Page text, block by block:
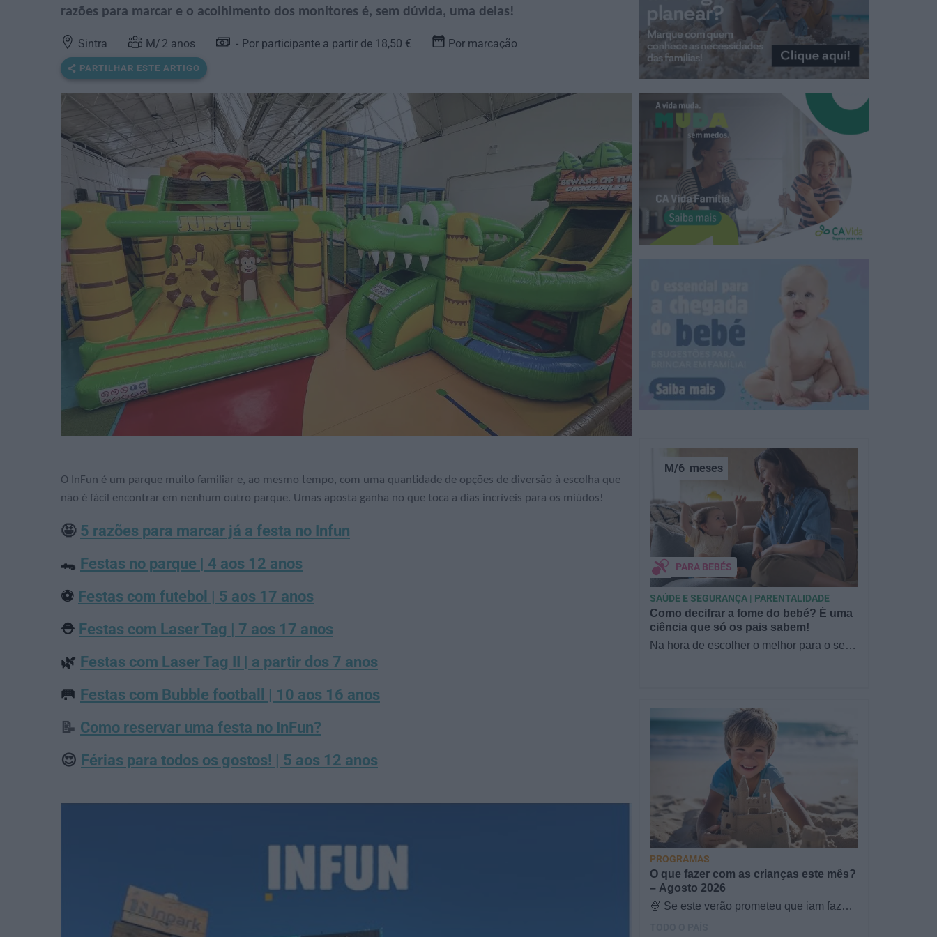
razões para marcar e o acolhimento dos monitores é, sem dúvida, uma delas!
Sintra 2 anos Por participante a partir de 18,50 € Por marcação
PARTILHAR ESTE ARTIGO
O InFun é um parque muito familiar e, ao mesmo tempo, com uma quantidade de opções de diversão à escolha que
não é fácil encontrar em nenhum outro parque. Umas aposta ganha no que toca a dias incríveis para os miúdos!
🤩 5 razões para marcar já a festa no Infun
🐊 Festas no parque | 4 aos 12 anos
⚽ Festas com futebol | 5 aos 17 anos
⛑ Festas com Laser Tag | 7 aos 17 anos
🌿 Festas com Laser Tag II | a partir dos 7 anos
🥅 Festas com Bubble football | 10 aos 16 anos
📝 Como reservar uma festa no InFun?
😍 Férias para todos os gostos! | 5 aos 12 anos
Como decifrar a fome do bebé? É uma
ciência que só os pais sabem!
Na hora de escolher o melhor para o seu
M/6 meses
PARA BEBÉS
SAÚDE E SEGURANÇA | PARENTALIDADE
O que fazer com as crianças este mês?
– Agosto 2026
🍨 Se este verão prometeu que iam fazer
PROGRAMAS